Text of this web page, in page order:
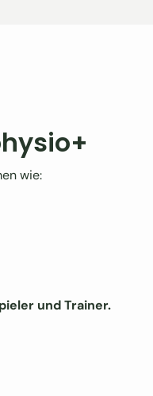
wie:
und Trainer.